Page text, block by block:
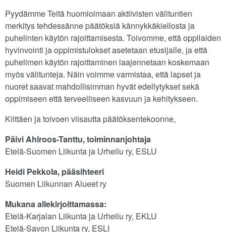
Pyydämme Teitä huomioimaan aktiivisten välituntien
merkitys tehdessänne päätöksiä kännykkäkiellosta ja
puhelinten käytön rajoittamisesta. Toivomme, että oppilaiden
hyvinvointi ja oppimistulokset asetetaan etusijalle, ja että
puhelimen käytön rajoittaminen laajennetaan koskemaan
myös välitunteja. Näin voimme varmistaa, että lapset ja
nuoret saavat mahdollisimman hyvät edellytykset sekä
oppimiseen että terveelliseen kasvuun ja kehitykseen.
Kiittäen ja toivoen viisautta päätöksentekoonne,
Päivi Ahlroos-Tanttu, toiminnanjohtaja
Etelä-Suomen Liikunta ja Urheilu ry, ESLU
Heidi Pekkola, pääsihteeri
Suomen Liikunnan Alueet ry
Mukana allekirjoittamassa:
Etelä-Karjalan Liikunta ja Urheilu ry, EKLU
Etelä-Savon Liikunta ry, ESLI